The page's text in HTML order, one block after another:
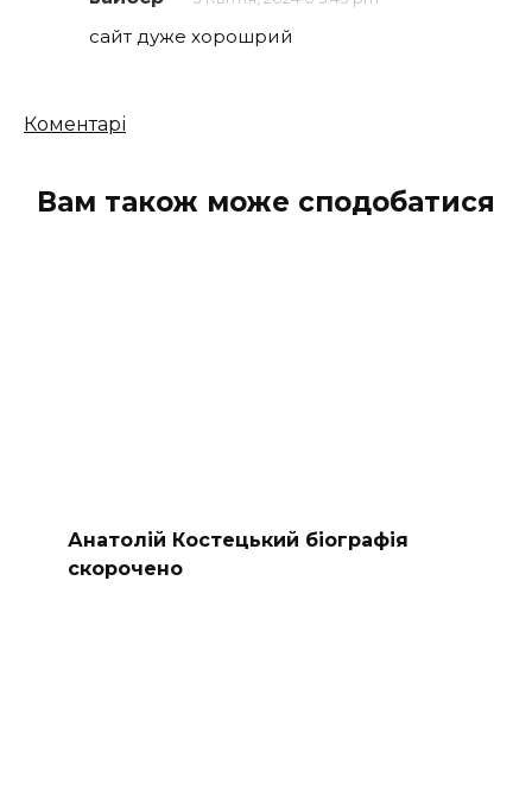
сайт дуже хорошрий
Кількість
Коментарі
Вам також може сподобатися
Анатолій Костецький біографія
скорочено